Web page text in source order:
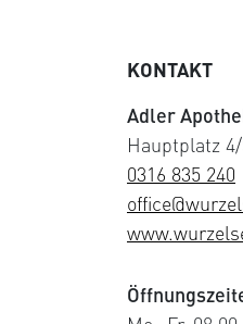
KONTAKT
Adler
Hauptplatz
0316 835 240